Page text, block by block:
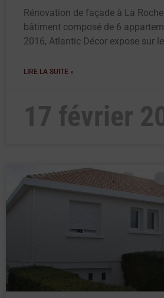
Rénovation de façade à La Roche
bâtiment composé de 6
2016, Atlantic Décor expose sur
LIRE LA SUITE »
17 février